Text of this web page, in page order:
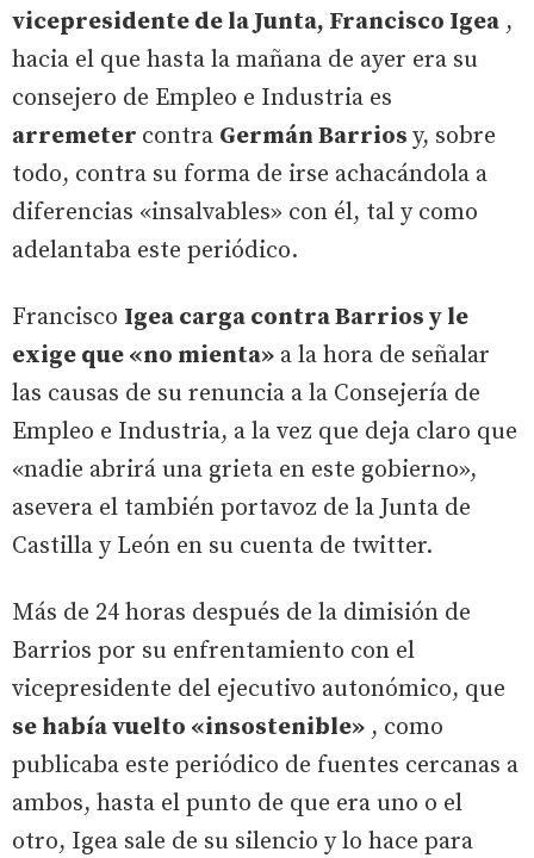
vicepresidente de la Junta, Francisco Igea ,
hacia el que hasta la mañana de ayer era su
consejero de Empleo e Industria es
arremeter contra Germán Barrios y, sobre
todo, contra su forma de irse achacándola a
diferencias «insalvables» con él, tal y como
adelantaba este periódico.
Francisco Igea carga contra Barrios y le
exige que «no mienta» a la hora de señalar
las causas de su renuncia a la Consejería de
Empleo e Industria, a la vez que deja claro que
«nadie abrirá una grieta en este gobierno»,
asevera el también portavoz de la Junta de
Castilla y León en su cuenta de twitter.
Más de 24 horas después de la dimisión de
Barrios por su enfrentamiento con el
vicepresidente del ejecutivo autonómico, que
se había vuelto «insostenible» , como
publicaba este periódico de fuentes cercanas a
ambos, hasta el punto de que era uno o el
otro, Igea sale de su silencio y lo hace para